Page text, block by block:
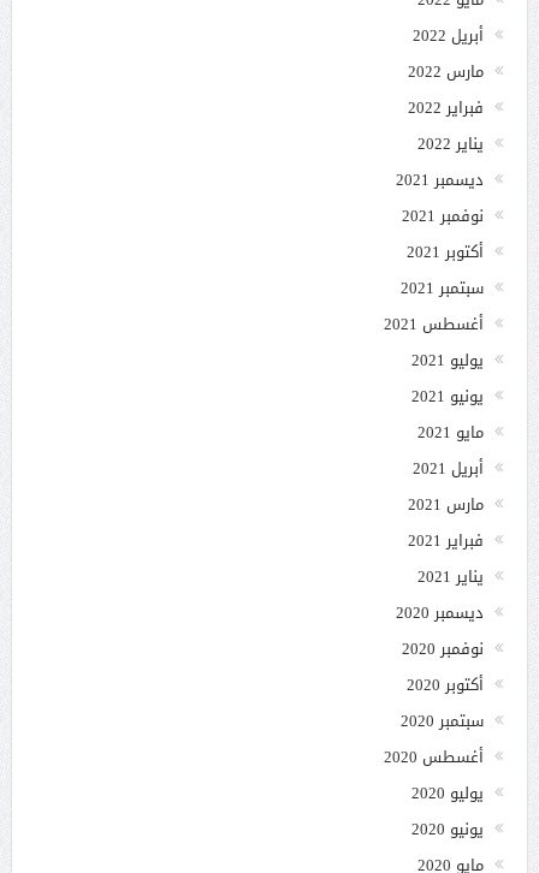
أبريل 2022
مارس 2022
فبراير 2022
يناير 2022
ديسمبر 2021
نوفمبر 2021
أكتوبر 2021
سبتمبر 2021
أغسطس 2021
يوليو 2021
يونيو 2021
مايو 2021
أبريل 2021
مارس 2021
فبراير 2021
يناير 2021
ديسمبر 2020
نوفمبر 2020
أكتوبر 2020
سبتمبر 2020
أغسطس 2020
يوليو 2020
يونيو 2020
مايو 2020